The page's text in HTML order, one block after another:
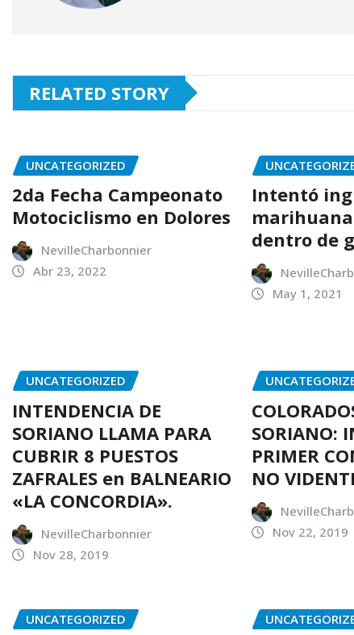
RELATED STORY
UNCATEGORIZED
2da Fecha Campeonato
Motociclismo en Dolores
NevilleCharbonnier
Abr 23, 2022
Intentó
dentro de
May 1, 2021
UNCATEGORIZED
INTENDENCIA DE
SORIANO LLAMA PARA
CUBRIR 8 PUESTOS
ZAFRALES en BALNEARIO
«LA CONCORDIA».
NevilleCharbonnier
Nov 28, 2019
SORIANO:
PRIMER
NO
Nov 22, 2019
UNCATEGORIZED